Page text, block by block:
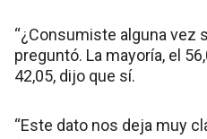
“¿Consumiste alguna vez
preguntó. La mayoría, el
42,05, dijo que sí.
“Este dato nos deja muy